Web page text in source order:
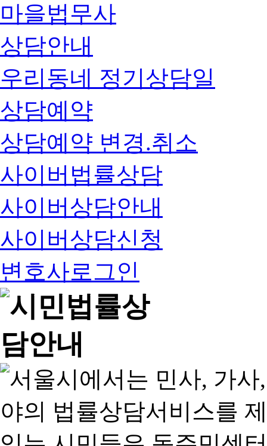
마을법무사
상담안내
우리동네 정기상담일
상담예약
상담예약 변경.취소
사이버법률상담
사이버상담안내
사이버상담신청
변호사로그인